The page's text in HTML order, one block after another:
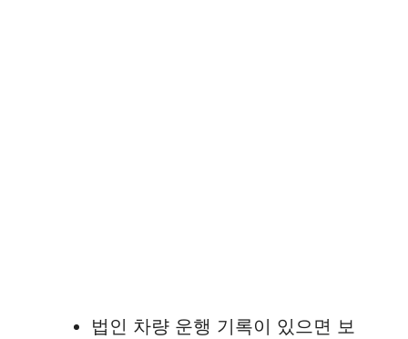
법인 차량 운행 기록이 있으면 보